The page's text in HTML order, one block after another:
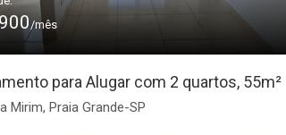
/mês
para Alugar com 2 quartos, 55m²
Mirim, Praia Grande-SP